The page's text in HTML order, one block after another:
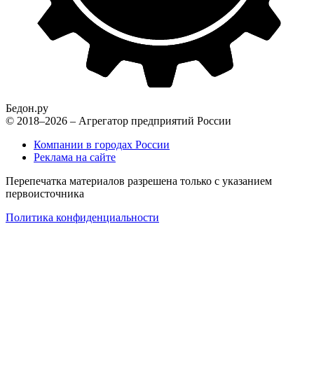
Бедон.ру
© 2018–2026 – Агрегатор предприятий России
Компании в городах России
Реклама на сайте
Перепечатка материалов разрешена только с указанием
первоисточника
Политика конфиденциальности